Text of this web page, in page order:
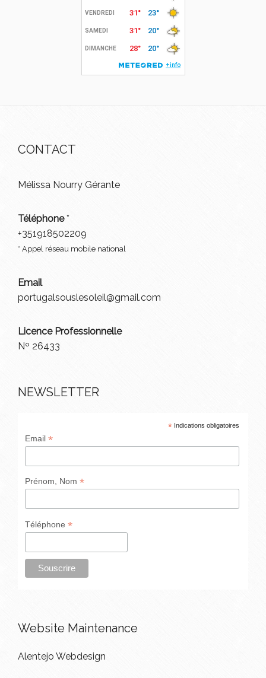
CONTACT
Mélissa Nourry Gérante
Téléphone*
+351918502209
* Appel réseau mobile national
Email
portugalsouslesoleil@gmail.com
Licence Professionnelle
Nº 26433
NEWSLETTER
*Indications obligatoires
Email *
Prénom, Nom *
Téléphone *
Website Maintenance
Alentejo Webdesign